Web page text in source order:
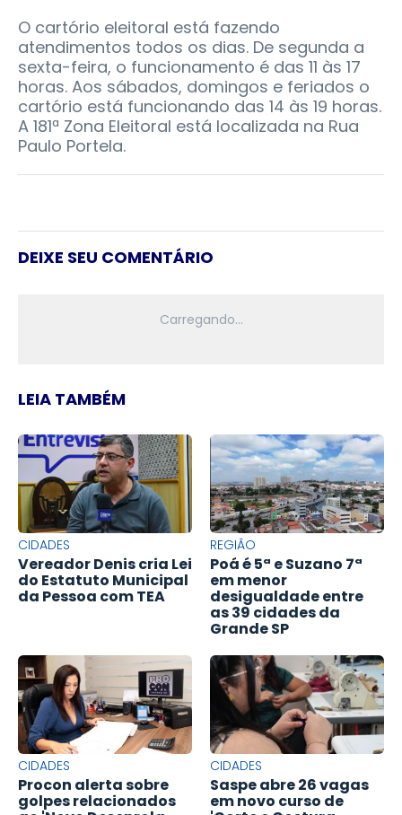
O cartório eleitoral está fazendo
atendimentos todos os dias. De segunda a
sexta-feira, o funcionamento é das 11 às 17
horas. Aos sábados, domingos e feriados o
cartório está funcionando das 14 às 19 horas.
A 181ª Zona Eleitoral está localizada na Rua
Paulo Portela.
DEIXE SEU COMENTÁRIO
LEIA TAMBÉM
CIDADES
Vereador Denis cria Lei
do Estatuto Municipal
da Pessoa com TEA
REGIÃO
Poá é 5ª e Suzano 7ª
em menor
desigualdade entre
as 39 cidades da
Grande SP
CIDADES
Procon alerta sobre
golpes relacionados
CIDADES
Saspe abre 26 vagas
em novo curso de